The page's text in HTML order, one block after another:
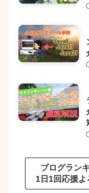
ブログラン
1日1回応援よ